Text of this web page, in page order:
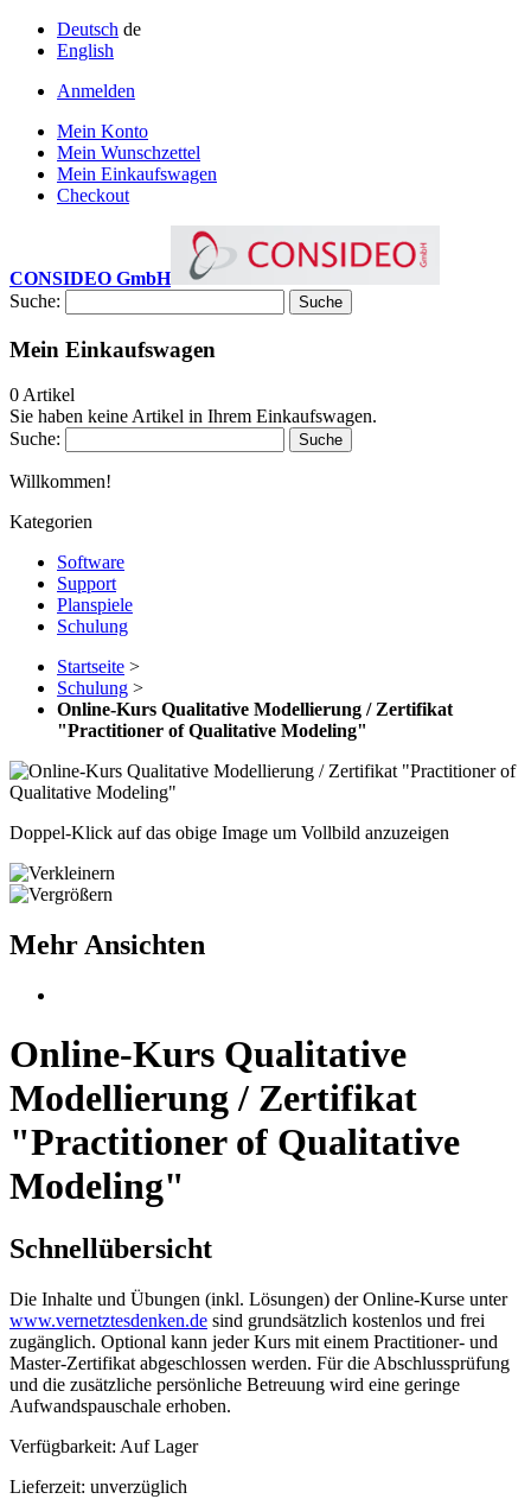
Deutsch de
English
Anmelden
Mein Konto
Mein Wunschzettel
Mein Einkaufswagen
Checkout
CONSIDEO GmbH
Suche:
Suche
Mein Einkaufswagen
0 Artikel
Sie haben keine Artikel in Ihrem Einkaufswagen.
Suche:
Suche
Willkommen!
Kategorien
Software
Support
Planspiele
Schulung
Startseite >
Schulung >
Online-Kurs Qualitative Modellierung / Zertifikat
"Practitioner of Qualitative Modeling"
Doppel-Klick auf das obige Image um Vollbild anzuzeigen
Mehr Ansichten
Online-Kurs Qualitative
Modellierung / Zertifikat
"Practitioner of Qualitative
Modeling"
Schnellübersicht
Die Inhalte und Übungen (inkl. Lösungen) der Online-Kurse unter
www.vernetztesdenken.de sind grundsätzlich kostenlos und frei
zugänglich. Optional kann jeder Kurs mit einem Practitioner- und
Master-Zertifikat abgeschlossen werden. Für die Abschlussprüfung
und die zusätzliche persönliche Betreuung wird eine geringe
Aufwandspauschale erhoben.
Verfügbarkeit: Auf Lager
Lieferzeit: unverzüglich